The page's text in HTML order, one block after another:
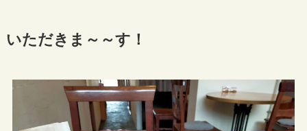
いただきま～～す！